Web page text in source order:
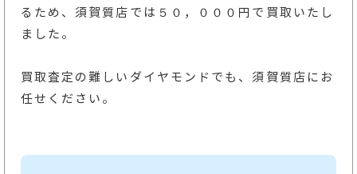
るため、須賀質店では５０，０００円で買取いたし
ました。
買取査定の難しいダイヤモンドでも、須賀質店にお
任せください。